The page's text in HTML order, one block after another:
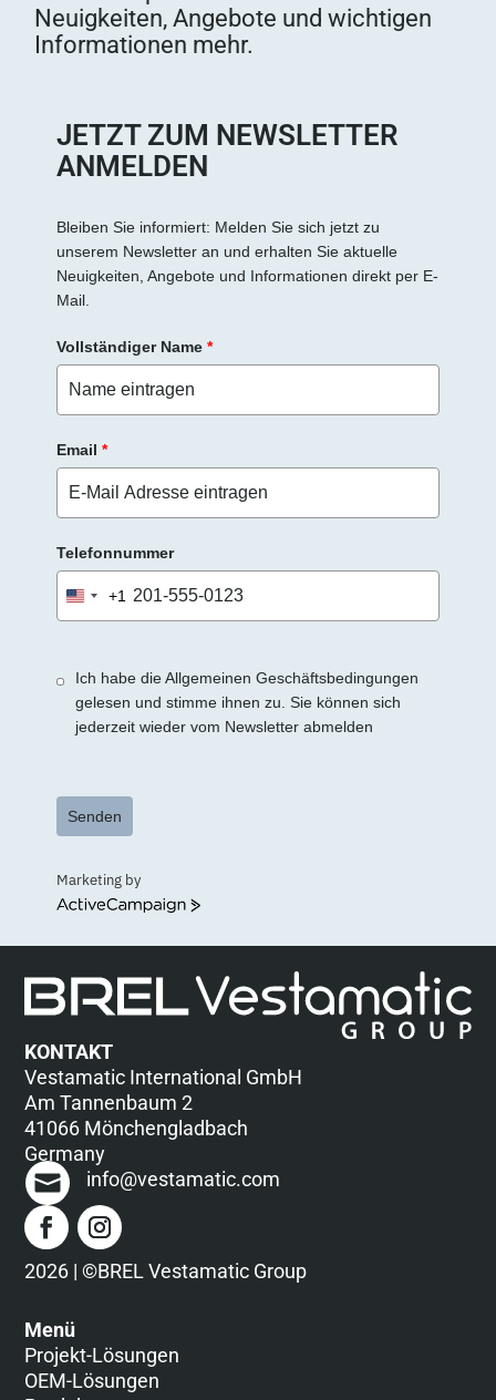
Neuigkeiten, Angebote und wichtigen
Informationen mehr.
JETZT ZUM NEWSLETTER
ANMELDEN
Bleiben Sie informiert: Melden Sie sich jetzt zu
unserem Newsletter an und erhalten Sie aktuelle
Neuigkeiten, Angebote und Informationen direkt per E-
Mail.
Vollständiger Name *
Email *
Telefonnummer
United
States
+1
Ich habe die Allgemeinen Geschäftsbedingungen
gelesen und stimme ihnen zu. Sie können sich
jederzeit wieder vom Newsletter abmelden
Senden
Marketing by
ActiveCampaign
KONTAKT
Vestamatic International GmbH
Am Tannenbaum 2
41066 Mönchengladbach
Germany
info@vestamatic.com
2026 | ©BREL Vestamatic Group
Menü
Projekt-Lösungen
OEM-Lösungen